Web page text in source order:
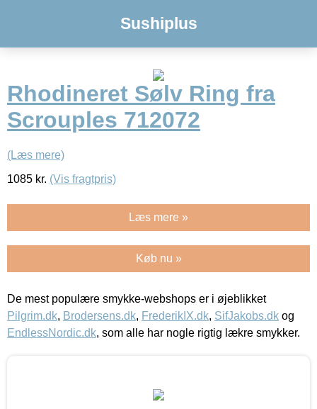
Sushiplus
Rhodineret Sølv Ring fra
Scrouples 712072
(Læs mere)
1085 kr. (Vis fragtpris)
Læs mere »
Køb nu »
De mest populære smykke-webshops er i øjeblikket
Pilgrim.dk, Brodersens.dk, FrederikIX.dk, SifJakobs.dk og
EndlessNordic.dk, som alle har nogle rigtig lækre smykker.